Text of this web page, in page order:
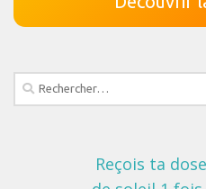
Rechercher :